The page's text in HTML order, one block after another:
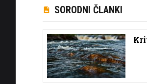
SORODNI ČLANKI